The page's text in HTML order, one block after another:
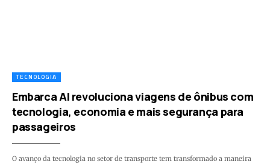
TECNOLOGIA
Embarca AI revoluciona viagens de ônibus com
tecnologia, economia e mais segurança para
passageiros
O avanço da tecnologia no setor de transporte tem transformado a maneira